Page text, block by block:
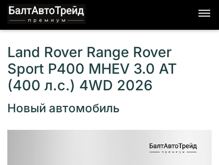
Land Rover Range Rover
Sport P400 MHEV 3.0 AT
(400 л.с.) 4WD 2026
Новый автомобиль